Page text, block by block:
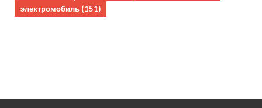
электромобиль (151)